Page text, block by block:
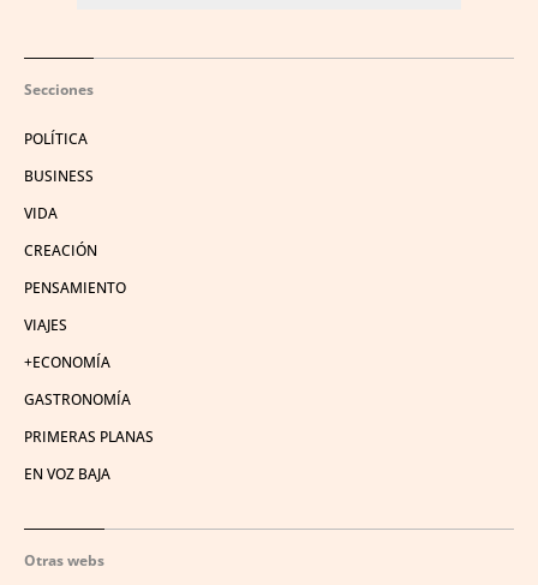
Secciones
POLÍTICA
BUSINESS
VIDA
CREACIÓN
PENSAMIENTO
VIAJES
+ECONOMÍA
GASTRONOMÍA
PRIMERAS PLANAS
EN VOZ BAJA
Otras webs